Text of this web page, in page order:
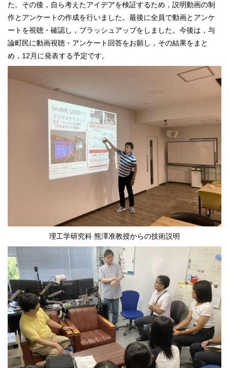
た。その後，自ら考えたアイデアを検証するため，説明動画の制
作とアンケートの作成を行いました。最後に全員で動画とアンケ
ートを視聴・確認し，ブラッシュアップをしました。今後は，与
論町民に動画視聴・アンケート回答をお願し，その結果をまと
め，12月に発表する予定です。
理工学研究科 熊澤准教授からの技術説明